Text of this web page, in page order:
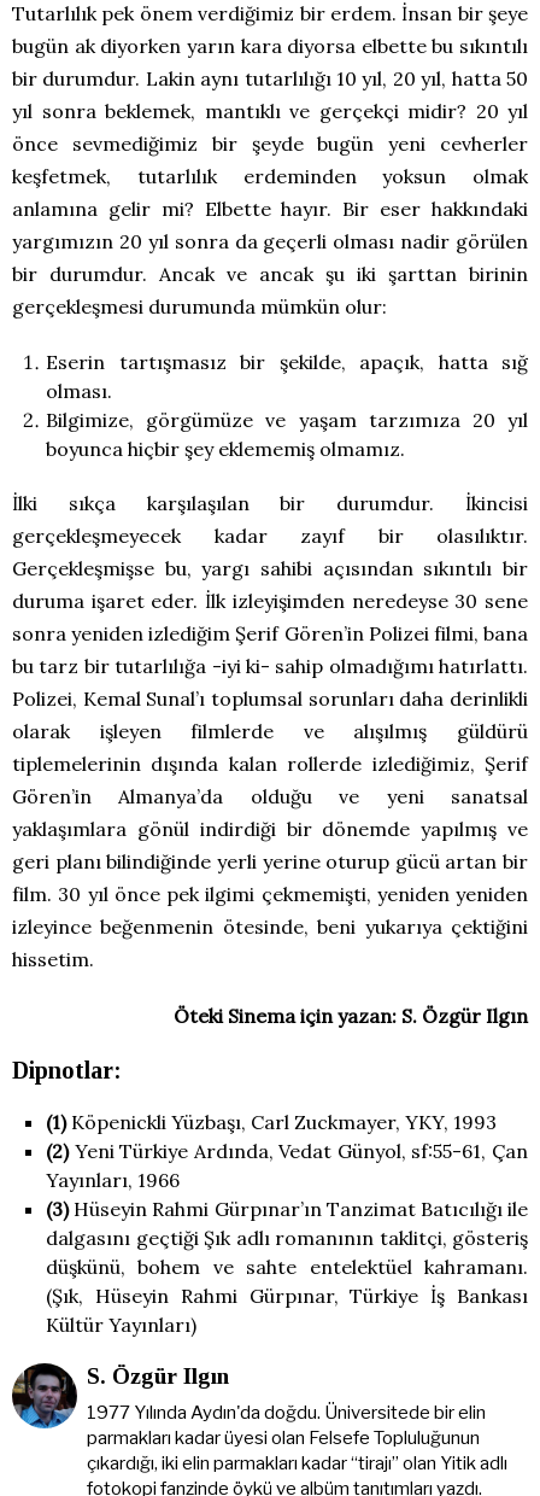
Tutarlılık pek önem verdiğimiz bir erdem. İnsan bir şeye
bugün ak diyorken yarın kara diyorsa elbette bu sıkıntılı
bir durumdur. Lakin aynı tutarlılığı 10 yıl, 20 yıl, hatta 50
yıl sonra beklemek, mantıklı ve gerçekçi midir? 20 yıl
önce sevmediğimiz bir şeyde bugün yeni cevherler
keşfetmek, tutarlılık erdeminden yoksun olmak
anlamına gelir mi? Elbette hayır. Bir eser hakkındaki
yargımızın 20 yıl sonra da geçerli olması nadir görülen
bir durumdur. Ancak ve ancak şu iki şarttan birinin
gerçekleşmesi durumunda mümkün olur:
Eserin tartışmasız bir şekilde, apaçık, hatta sığ
olması.
Bilgimize, görgümüze ve yaşam tarzımıza 20 yıl
boyunca hiçbir şey eklememiş olmamız.
İlki sıkça karşılaşılan bir durumdur. İkincisi
gerçekleşmeyecek kadar zayıf bir olasılıktır.
Gerçekleşmişse bu, yargı sahibi açısından sıkıntılı bir
duruma işaret eder. İlk izleyişimden neredeyse 30 sene
sonra yeniden izlediğim Şerif Gören’in Polizei filmi, bana
bu tarz bir tutarlılığa -iyi ki- sahip olmadığımı hatırlattı.
Polizei, Kemal Sunal’ı toplumsal sorunları daha derinlikli
olarak işleyen filmlerde ve alışılmış güldürü
tiplemelerinin dışında kalan rollerde izlediğimiz, Şerif
Gören’in Almanya’da olduğu ve yeni sanatsal
yaklaşımlara gönül indirdiği bir dönemde yapılmış ve
geri planı bilindiğinde yerli yerine oturup gücü artan bir
film. 30 yıl önce pek ilgimi çekmemişti, yeniden yeniden
izleyince beğenmenin ötesinde, beni yukarıya çektiğini
hissetim.
Öteki Sinema için yazan: S. Özgür Ilgın
Dipnotlar:
(1)Köpenickli Yüzbaşı, Carl Zuckmayer, YKY, 1993
(2)Yeni Türkiye Ardında, Vedat Günyol, sf:55-61, Çan
Yayınları, 1966
(3)Hüseyin Rahmi Gürpınar’ın Tanzimat Batıcılığı ile
dalgasını geçtiği Şık adlı romanının taklitçi, gösteriş
düşkünü, bohem ve sahte entelektüel kahramanı.
(Şık, Hüseyin Rahmi Gürpınar, Türkiye İş Bankası
Kültür Yayınları)
S. Özgür Ilgın
1977 Yılında Aydın'da doğdu. Üniversitede bir elin
parmakları kadar üyesi olan Felsefe Topluluğunun
çıkardığı, iki elin parmakları kadar “tirajı” olan Yitik adlı
fotokopi fanzinde öykü ve albüm tanıtımları yazdı.